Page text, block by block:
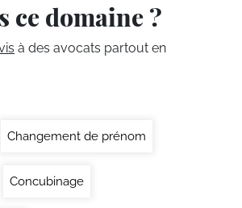
ce domaine ?
à des avocats partout en
Changement de prénom
Concubinage